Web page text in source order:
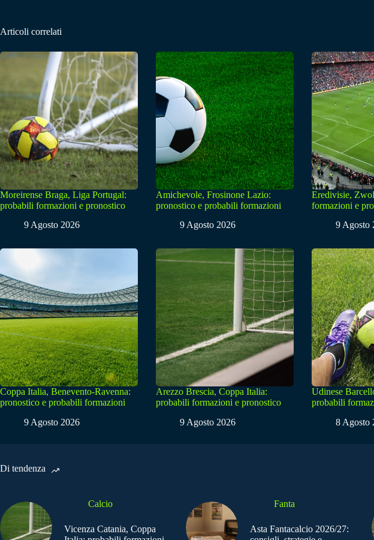
Articoli correlati
Moreirense Braga, Liga Portugal:
probabili formazioni e pronostico
9 Agosto 2026
Amichevole, Frosinone Lazio:
pronostico e probabili formazioni
9 Agosto 2026
Eredivisie,
formazioni e
9 Agosto
Coppa Italia, Benevento-Ravenna:
pronostico e probabili formazioni
9 Agosto 2026
Arezzo Brescia, Coppa Italia:
probabili formazioni e pronostico
9 Agosto 2026
Udinese
probabili
8 Agosto
Di tendenza
Calcio
Vicenza Catania, Coppa
Fanta
Asta Fantacalcio 2026/27: